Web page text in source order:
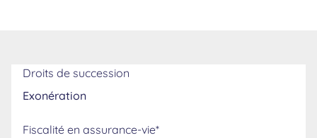
Droits de succession
Exonération
Fiscalité en assurance-vie*